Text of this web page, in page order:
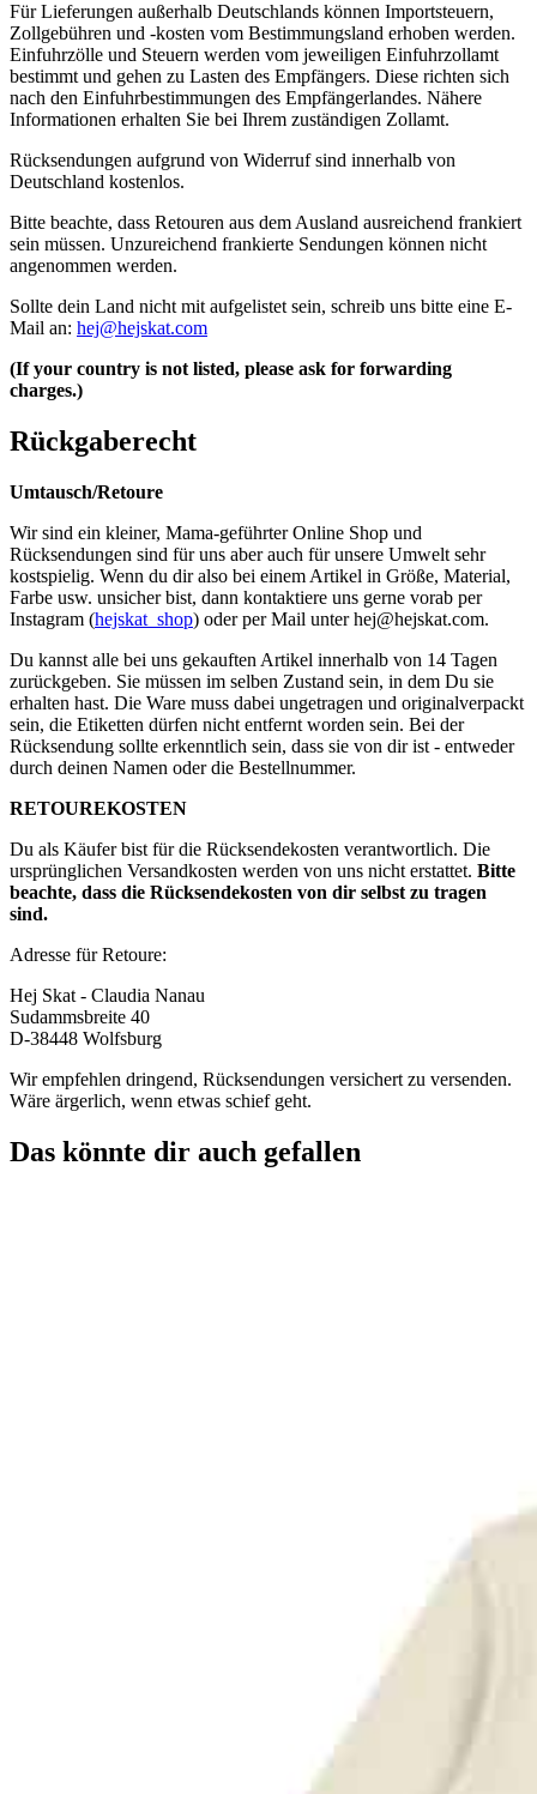
Für Lieferungen außerhalb Deutschlands können Importsteuern,
Zollgebühren und -kosten vom Bestimmungsland erhoben werden.
Einfuhrzölle und Steuern werden vom jeweiligen Einfuhrzollamt
bestimmt und gehen zu Lasten des Empfängers. Diese richten sich
nach den Einfuhrbestimmungen des Empfängerlandes. Nähere
Informationen erhalten Sie bei Ihrem zuständigen Zollamt.
Rücksendungen aufgrund von Widerruf sind innerhalb von
Deutschland kostenlos.
Bitte beachte, dass Retouren aus dem Ausland ausreichend frankiert
sein müssen. Unzureichend frankierte Sendungen können nicht
angenommen werden.
Sollte dein Land nicht mit aufgelistet sein, schreib uns bitte eine E-
Mail an: hej@hejskat.com
(If your country is not listed, please ask for forwarding
charges.)
Rückgaberecht
Umtausch/Retoure
Wir sind ein kleiner, Mama-geführter Online Shop und
Rücksendungen sind für uns aber auch für unsere Umwelt sehr
kostspielig. Wenn du dir also bei einem Artikel in Größe, Material,
Farbe usw. unsicher bist, dann kontaktiere uns gerne vorab per
Instagram (hejskat_shop) oder per Mail unterhej@hejskat.com.
Du kannst alle bei uns gekauften Artikel innerhalb von 14 Tagen
zurückgeben. Sie müssen im selben Zustand sein, in dem Du sie
erhalten hast. Die Ware muss dabei ungetragen und originalverpackt
sein, die Etiketten dürfen nicht entfernt worden sein. Bei der
Rücksendung sollte erkenntlich sein, dass sie von dir ist - entweder
durch deinen Namen oder die Bestellnummer.
RETOUREKOSTEN
Du als Käufer bist für die Rücksendekosten verantwortlich. Die
ursprünglichen Versandkosten werden von uns nicht erstattet. Bitte
beachte, dass die Rücksendekosten von dir selbst zu tragen
sind.
Adresse für Retoure:
Hej Skat - Claudia Nanau
Sudammsbreite 40
D-38448 Wolfsburg
Wir empfehlen dringend, Rücksendungen versichert zu versenden.
Wäre ärgerlich, wenn etwas schief geht.
Das könnte dir auch gefallen